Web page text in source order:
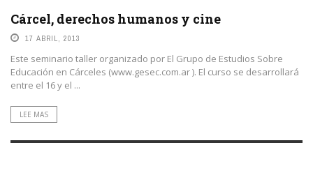
Cárcel, derechos humanos y cine
17 ABRIL, 2013
Este seminario taller organizado por El Grupo de Estudios Sobre
Educación en Cárceles (www.gesec.com.ar ). El curso se desarrollará
entre el 16 y el ...
LEE MAS